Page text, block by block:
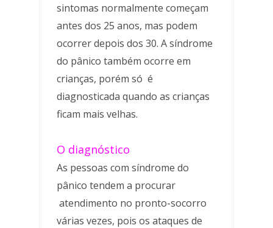
sintomas normalmente começam
antes dos 25 anos, mas podem
ocorrer depois dos 30. A síndrome
do pânico também ocorre em
crianças, porém só é
diagnosticada quando as crianças
ficam mais velhas.
O diagnóstico
As pessoas com síndrome do
pânico tendem a procurar
atendimento no pronto-socorro
várias vezes, pois os ataques de